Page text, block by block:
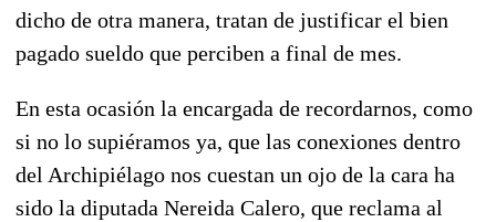
dicho de otra manera, tratan de justificar el bien
pagado sueldo que perciben a final de mes.
En esta ocasión la encargada de recordarnos, como
si no lo supiéramos ya, que las conexiones dentro
del Archipiélago nos cuestan un ojo de la cara ha
sido la diputada Nereida Calero, que reclama al